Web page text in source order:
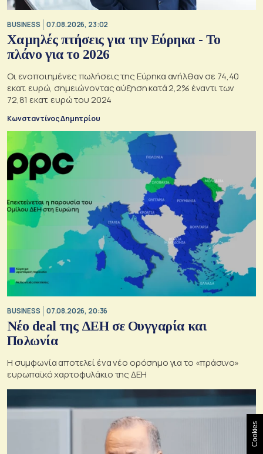
BUSINESS 07.08.2026, 23:02
Χαμηλές πτήσεις για την Εύρηκα - Το
πλάνο για το 2026
Οι ενοποιημένες πωλήσεις της Εύρηκα ανήλθαν σε 74,40
εκατ. ευρώ, σημειώνοντας αύξηση κατά 2,2% έναντι των
72,81 εκατ. ευρώ του 2024
Κωνσταντίνος Δημητρίου
BUSINESS 07.08.2026, 20:36
Νέο deal της ΔΕΗ σε Ουγγαρία και
Πολωνία
Η συμφωνία αποτελεί ένα νέο ορόσημο για το «πράσινο»
ευρωπαϊκό χαρτοφυλάκιο της ΔΕΗ
Cookies